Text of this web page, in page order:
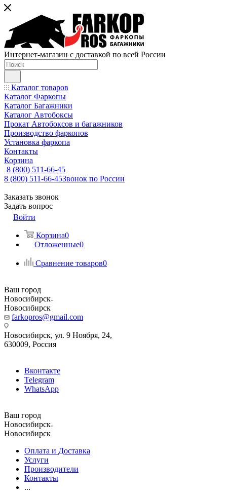
Интернет-магазин с доставкой по всей России
Каталог товаров
Каталог Фаркопы
Каталог Багажники
Каталог Автобоксы
Прокат Автобоксов и багажников
Производство фаркопов
Установка фаркопа
Контакты
Корзина
8 (800) 511-66-45
8 (800) 511-66-45Звонок по России
Заказать звонок
Задать вопрос
Войти
Корзина0
Отложенные0
Сравнение товаров0
Ваш город
Новосибирск
Новосибирск
farkopros@gmail.com
Новосибирск, ул. 9 Ноября, 24,
630009, Россия
Вконтакте
Telegram
WhatsApp
Ваш город
Новосибирск
Новосибирск
Оплата и Доставка
Услуги
Производители
Контакты
...